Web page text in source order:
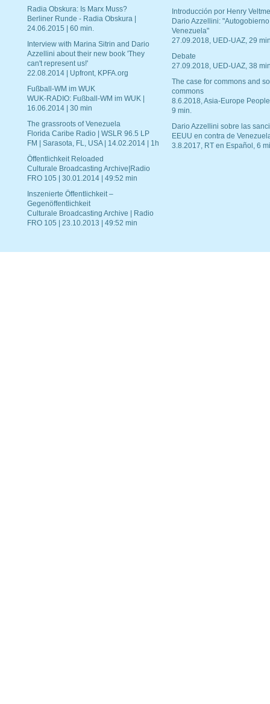
Radia Obskura: Is Marx Muss?
Berliner Runde - Radia Obskura |
24.06.2015 | 60 min.
Interview with Marina Sitrin and Dario
Azzellini about their new book 'They
can't represent us!'
22.08.2014 | Upfront, KPFA.org
Fußball-WM im WUK
WUK-RADIO: Fußball-WM im WUK |
16.06.2014 | 30 min
The grassroots of Venezuela
Florida Caribe Radio | WSLR 96.5 LP
FM | Sarasota, FL, USA | 14.02.2014 | 1h
Öffentlichkeit Reloaded
Culturale Broadcasting Archive|Radio
FRO 105 | 30.01.2014 | 49:52 min
Inszenierte Öffentlichkeit –
Gegenöffentlichkeit
Culturale Broadcasting Archive | Radio
FRO 105 | 23.10.2013 | 49:52 min
Introducción por Henry
Dario Azzellini:
Venezuela"
27.09.2018, UED-UAZ, 29
Debate
27.09.2018, UED-UAZ, 38
The case for commons and
commons
8.6.2018, Asia-Europe
9 min.
Dario Azzellini sobre las
EEUU en contra de
3.8.2017, RT en Español, 6